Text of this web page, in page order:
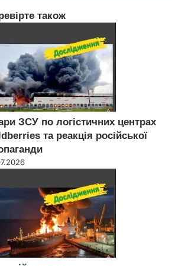
також
ЗСУ по логістичних центрах
та реакція російської